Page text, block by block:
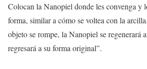
Colocan la Nanopiel donde les convenga y
forma, similar a cómo se voltea con la
objeto se rompe, la Nanopiel se regenerará
regresará a su forma original”.